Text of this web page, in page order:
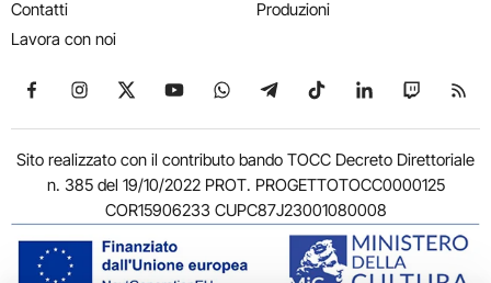
Contatti
Lavora con noi
Produzioni
Seguici su Facebook
Seguici su Instagram
Seguici su X
Seguici su YouTube
Seguici su WhatsApp
Seguici su Telegram
Seguici su TikTok
Seguici su
Seguici
Sito realizzato con il contributo bando TOCC Decreto Direttoriale
n. 385 del 19/10/2022 PROT. PROGETTOTOCC0000125
COR15906233 CUPC87J23001080008